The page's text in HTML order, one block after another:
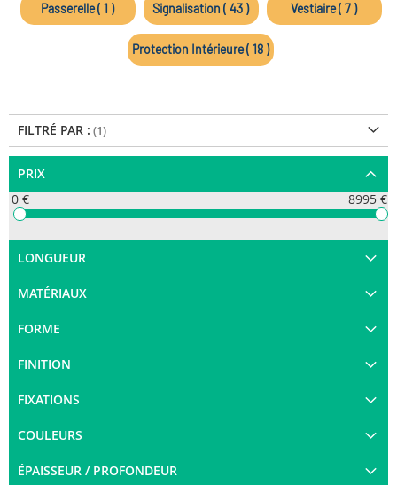
Passerelle ( 1 ) Signalisation ( 43 ) Vestiaire ( 7 )
Protection Intérieure ( 18 )
FILTRÉ PAR :
PRIX
0 €
8995 €
LONGUEUR
MATÉRIAUX
FORME
FINITION
FIXATIONS
COULEURS
ÉPAISSEUR / PROFONDEUR